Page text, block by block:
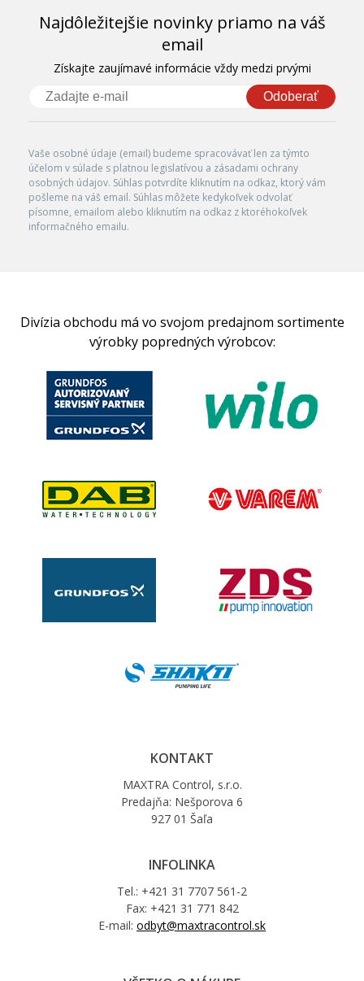
Najdôležitejšie novinky priamo na váš
email
Získajte zaujímavé informácie vždy medzi prvými
Odoberať
Vaše osobné údaje (email) budeme spracovávať len za týmto
účelom v súlade s platnou legislatívou a zásadami ochrany
osobných údajov. Súhlas potvrdíte kliknutím na odkaz, ktorý vám
pošleme na váš email. Súhlas môžete kedykoľvek odvolať
písomne, emailom alebo kliknutím na odkaz z ktoréhokoľvek
informačného emailu.
Divízia obchodu má vo svojom predajnom sortimente
výrobky popredných výrobcov:
KONTAKT
MAXTRA Control, s.r.o.
Predajňa: Nešporova 6
927 01 Šaľa
INFOLINKA
Tel.: +421 31 7707 561-2
Fax: +421 31 771 842
E-mail: odbyt@maxtracontrol.sk